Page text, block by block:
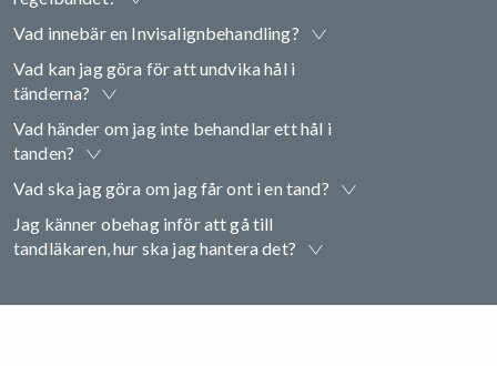
Vad innebär en Invisalignbehandling?
Vad kan jag göra för att undvika hål i
tänderna?
Vad händer om jag inte behandlar ett hål i
tanden?
Vad ska jag göra om jag får ont i en tand?
Jag känner obehag inför att gå till
tandläkaren, hur ska jag hantera det?